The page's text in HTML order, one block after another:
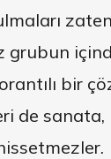
zaten
grubun
bir
de sanata,